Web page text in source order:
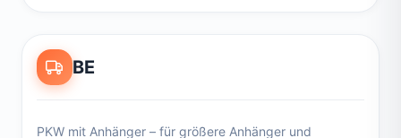
BE
PKW mit Anhänger – für größere Anhänger und